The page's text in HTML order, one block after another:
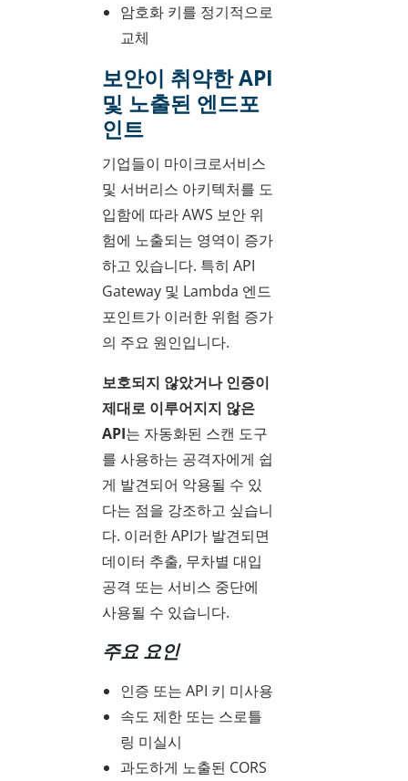
암호화 키를 정기적으로
교체
보안이 취약한 API
및 노출된 엔드포
인트
기업들이 마이크로서비스
및 서버리스 아키텍처를 도
입함에 따라 AWS 보안 위
험에 노출되는 영역이 증가
하고 있습니다. 특히 API
Gateway 및 Lambda 엔드
포인트가 이러한 위험 증가
의 주요 원인입니다.
보호되지 않았거나 인증이
제대로 이루어지지 않은
API는 자동화된 스캔 도구
를 사용하는 공격자에게 쉽
게 발견되어 악용될 수 있
다는 점을 강조하고 싶습니
다. 이러한 API가 발견되면
데이터 추출, 무차별 대입
공격 또는 서비스 중단에
사용될 수 있습니다.
주요 요인
인증 또는 API 키 미사용
속도 제한 또는 스로틀
링 미실시
과도하게 노출된 CORS